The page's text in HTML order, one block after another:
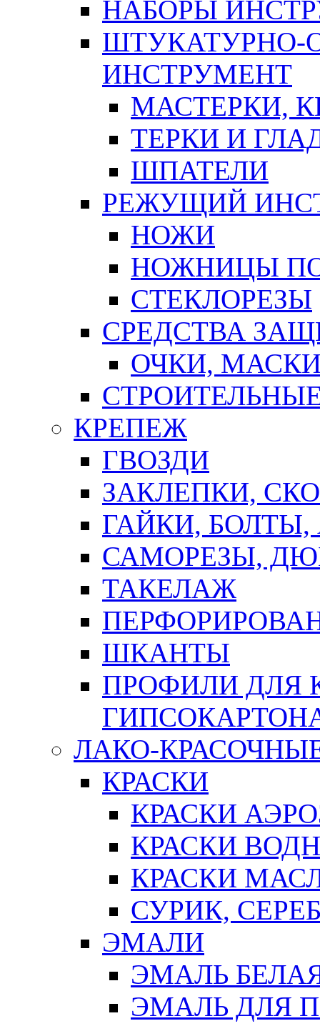
НАБОРЫ
ШТУКАТУРНО-
ИНСТРУМЕНТ
МАСТЕРКИ,
ТЕРКИ И
ШПАТЕЛИ
РЕЖУЩИЙ
НОЖИ
НОЖНИЦЫ
СТЕКЛОРЕЗЫ
СРЕДСТВА
ОЧКИ,
КРЕПЕЖ
ГВОЗДИ
ЗАКЛЕПКИ,
ГАЙКИ,
САМОРЕЗЫ,
ТАКЕЛАЖ
ШКАНТЫ
ПРОФИЛИ ДЛЯ
ЛАКО-
КРАСКИ
КРАСКИ
КРАСКИ
КРАСКИ
СУРИК,
ЭМАЛИ
ЭМАЛЬ
ЭМАЛЬ ДЛЯ